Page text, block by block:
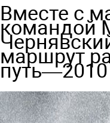
Вместе с
командой
маршрут
путь—2010